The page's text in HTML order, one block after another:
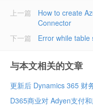
上一篇
How to create
Connector
Error while table
下一篇
与本文相关的文章